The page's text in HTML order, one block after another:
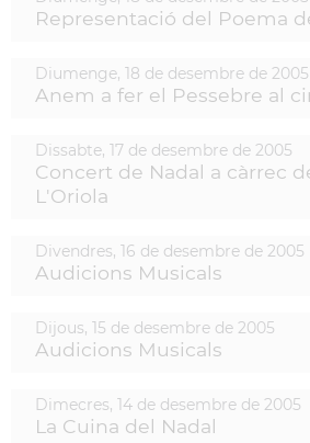
Representació del Poema
Diumenge, 18 de desembre de 2005
Anem a fer el Pessebre al
Dissabte, 17 de desembre de 2005
Concert de Nadal a càrrec
L'Oriola
Divendres, 16 de desembre de 2005
Audicions Musicals
Dijous, 15 de desembre de 2005
Audicions Musicals
Dimecres, 14 de desembre de 2005
La Cuina del Nadal